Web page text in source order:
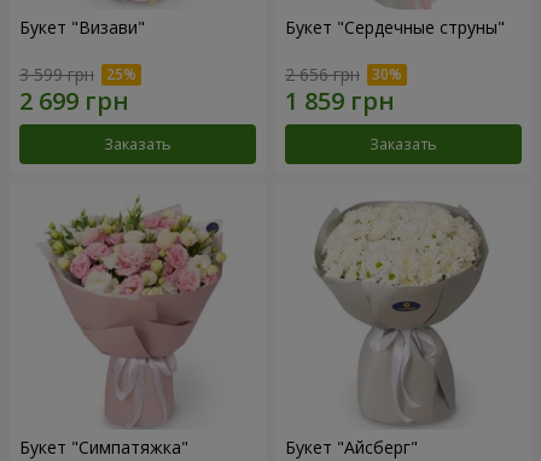
Букет "Визави"
3 599 грн
Заказать
Букет "Сердечные струны"
2 656 грн
Заказать
Букет "Симпатяжка" Букет "Айсберг"